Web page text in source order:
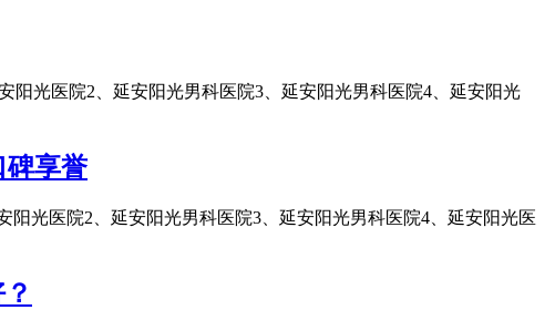
阳光医院2、延安阳光男科医院3、延安阳光男科医院4、延安阳光
碑享誉
光医院2、延安阳光男科医院3、延安阳光男科医院4、延安阳光医